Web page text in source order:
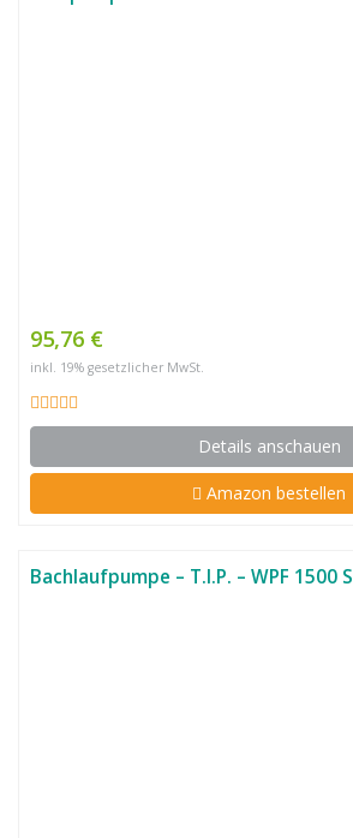
95,76 €
inkl. 19% gesetzlicher MwSt.
Details anschauen
Amazon bestellen
Bachlaufpumpe – T.I.P. – WPF 1500 S